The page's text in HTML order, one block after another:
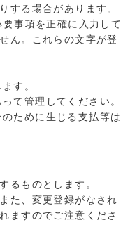
る場合があります。
事項を正確に入力して
ん。これらの文字が登
す。
て管理してください。
ために生じる支払等は
るものとします。
た、変更登録がなされ
ますのでご注意くださ